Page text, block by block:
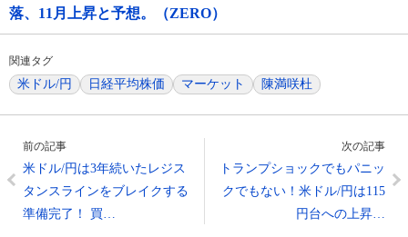
落、11月上昇と予想。（ZERO）
関連タグ
米ドル/円 日経平均株価 マーケット 陳満咲杜
前の記事
米ドル/円は3年続いたレジス
タンスラインをブレイクする
準備完了！ 買…
次の記事
トランプショックでもパニッ
クでもない！米ドル/円は115
円台への上昇…